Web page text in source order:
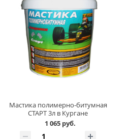
Мастика полимерно-битумная
СТАРТ 3л в Кургане
1 065 руб.